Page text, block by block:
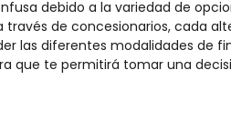
debido a la variedad de
de concesionarios, cada
las diferentes modalidades de
que te permitirá tomar una